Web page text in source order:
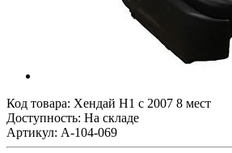
Код товара: Хендай Н1 с 2007 8 мест
Доступность: На складе
Артикул: A-104-069